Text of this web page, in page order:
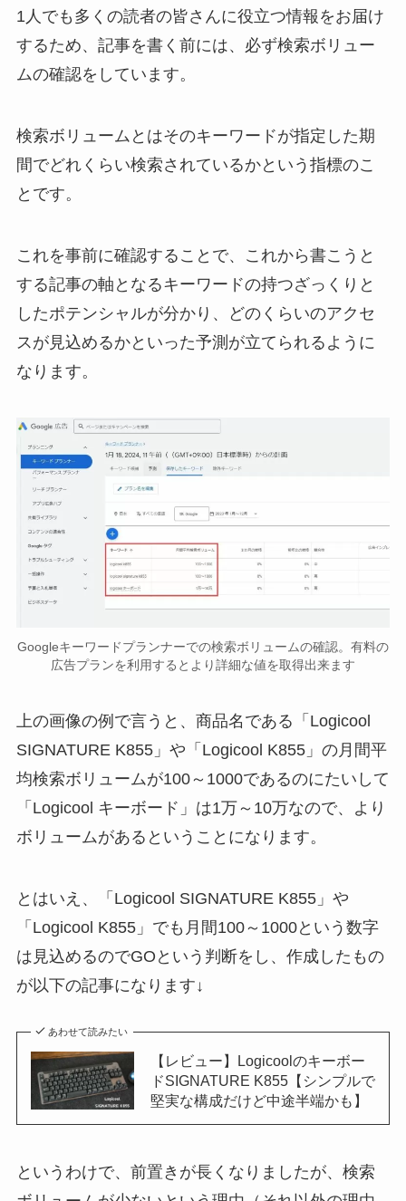
1人でも多くの読者の皆さんに役立つ情報をお届け
するため、記事を書く前には、必ず検索ボリュー
ムの確認をしています。
検索ボリュームとはそのキーワードが指定した期
間でどれくらい検索されているかという指標のこ
とです。
これを事前に確認することで、これから書こうと
する記事の軸となるキーワードの持つざっくりと
したポテンシャルが分かり、どのくらいのアクセ
スが見込めるかといった予測が立てられるように
なります。
Googleキーワードプランナーでの検索ボリュームの確認。有料の
広告プランを利用するとより詳細な値を取得出来ます
上の画像の例で言うと、商品名である「Logicool
SIGNATURE K855」や「Logicool K855」の月間平
均検索ボリュームが100～1000であるのにたいして
「Logicool キーボード」は1万～10万なので、より
ボリュームがあるということになります。
とはいえ、「Logicool SIGNATURE K855」や
「Logicool K855」でも月間100～1000という数字
は見込めるのでGOという判断をし、作成したもの
が以下の記事になります↓
あわせて読みたい
【レビュー】Logicoolのキーボー
ドSIGNATURE K855【シンプルで
堅実な構成だけど中途半端かも】
というわけで、前置きが長くなりましたが、検索